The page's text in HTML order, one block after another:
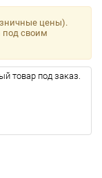
цены).
под своим
товар под заказ.